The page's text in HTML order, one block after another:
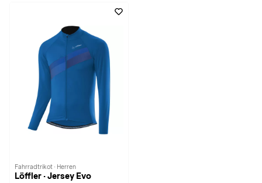
Fahrradtrikot · Herren
Löffler · Jersey Evo